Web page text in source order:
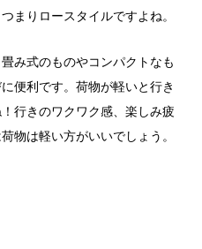
まりロースタイルですよね。
み式のものやコンパクトなも
便利です。荷物が軽いと行き
行きのワクワク感、楽しみ疲
物は軽い方がいいでしょう。